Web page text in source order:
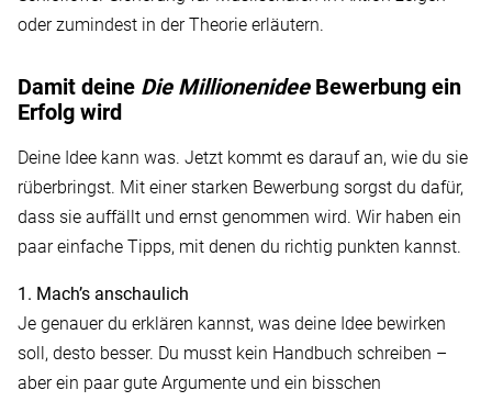
oder zumindest in der Theorie erläutern.
Damit deine Die MillionenideeBewerbung ein
Erfolg wird
Deine Idee kann was. Jetzt kommt es darauf an, wie du sie
rüberbringst. Mit einer starken Bewerbung sorgst du dafür,
dass sie auffällt und ernst genommen wird. Wir haben ein
paar einfache Tipps, mit denen du richtig punkten kannst.
1. Mach’s anschaulich
Je genauer du erklären kannst, was deine Idee bewirken
soll, desto besser. Du musst kein Handbuch schreiben –
aber ein paar gute Argumente und ein bisschen